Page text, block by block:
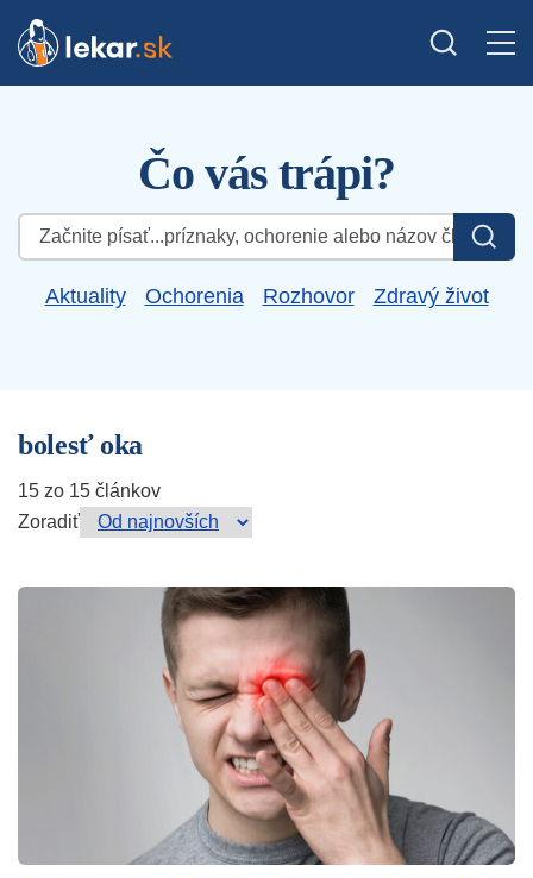
Čo vás trápi?
Hľadať:
Aktuality Ochorenia Rozhovor Zdravý život
bolesť oka
15 zo 15 článkov
Zoradiť